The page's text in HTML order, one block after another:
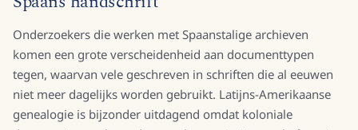
Onderzoekers die werken met Spaanstalige archieven
komen een grote verscheidenheid aan documenttypen
tegen, waarvan vele geschreven in schriften die al eeuwen
niet meer dagelijks worden gebruikt. Latijns-Amerikaanse
genealogie is bijzonder uitdagend omdat koloniale